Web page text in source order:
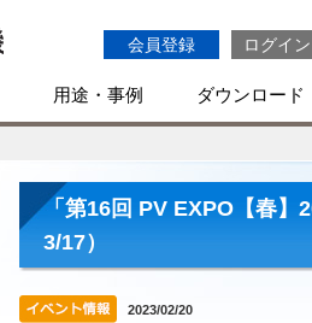
会員登録 ログイン
用途・事例 ダウンロード
「第16回 PV EXPO【春】
3/17）
2023/02/20